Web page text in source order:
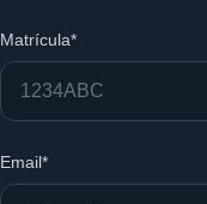
Matrícula*
Email*